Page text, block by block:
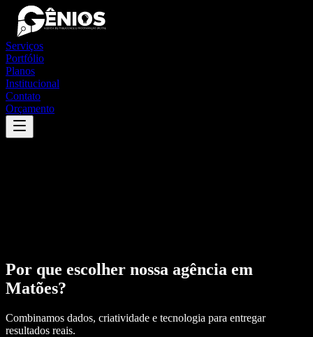
Serviços
Portfólio
Planos
Institucional
Contato
Orçamento
Por que escolher nossa agência em
Matões?
Combinamos dados, criatividade e tecnologia para entregar
resultados reais.